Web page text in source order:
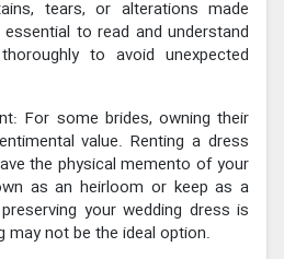
tears, or alterations made
to read and understand
to avoid unexpected
For some brides, owning their
value. Renting a dress
the physical memento of your
as an heirloom or keep as a
your wedding dress is
not be the ideal option.